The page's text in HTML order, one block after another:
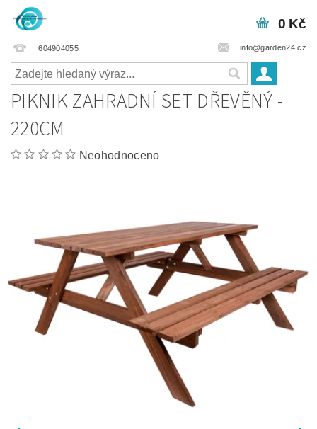
604904055 info@garden24.cz
0 Kč
PIKNIK ZAHRADNÍ SET DŘEVĚNÝ -
220CM
Neohodnoceno